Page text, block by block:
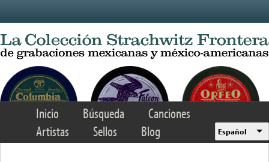
Inicio Búsqueda
Canciones
Artistas
Sellos Blog Español